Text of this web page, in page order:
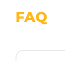
FAQ